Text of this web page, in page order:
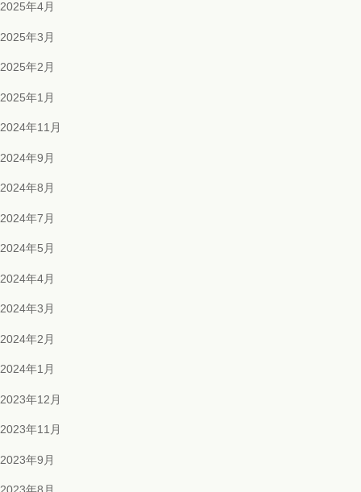
2025年4月
2025年3月
2025年2月
2025年1月
2024年11月
2024年9月
2024年8月
2024年7月
2024年5月
2024年4月
2024年3月
2024年2月
2024年1月
2023年12月
2023年11月
2023年9月